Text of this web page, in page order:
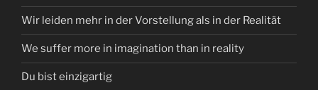
Wir leiden mehr in der Vorstellung als in der Realität
We suffer more in imagination than in reality
Du bist einzigartig